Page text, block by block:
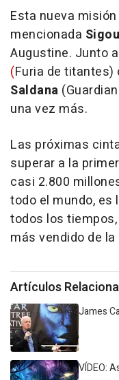
Esta nueva
mencionada
Augustine. Junto
(Furia de titantes)
Saldana
una vez más.
Las próximas
superar a la
casi 2.800
todo el mundo, es
todos los
más vendido de
Artículos
James
VÍDEO: